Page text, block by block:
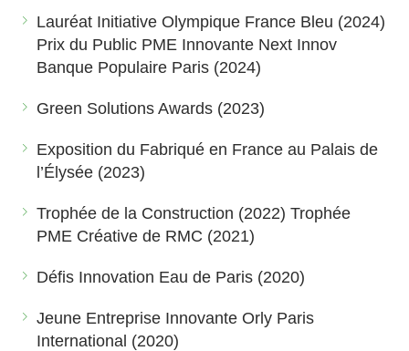
Lauréat Initiative Olympique France Bleu (2024)
Prix du Public PME Innovante Next Innov
Banque Populaire Paris (2024)
Green Solutions Awards (2023)
Exposition du Fabriqué en France au Palais de
l’Élysée (2023)
Trophée de la Construction (2022) Trophée
PME Créative de RMC (2021)
Défis Innovation Eau de Paris (2020)
Jeune Entreprise Innovante Orly Paris
International (2020)